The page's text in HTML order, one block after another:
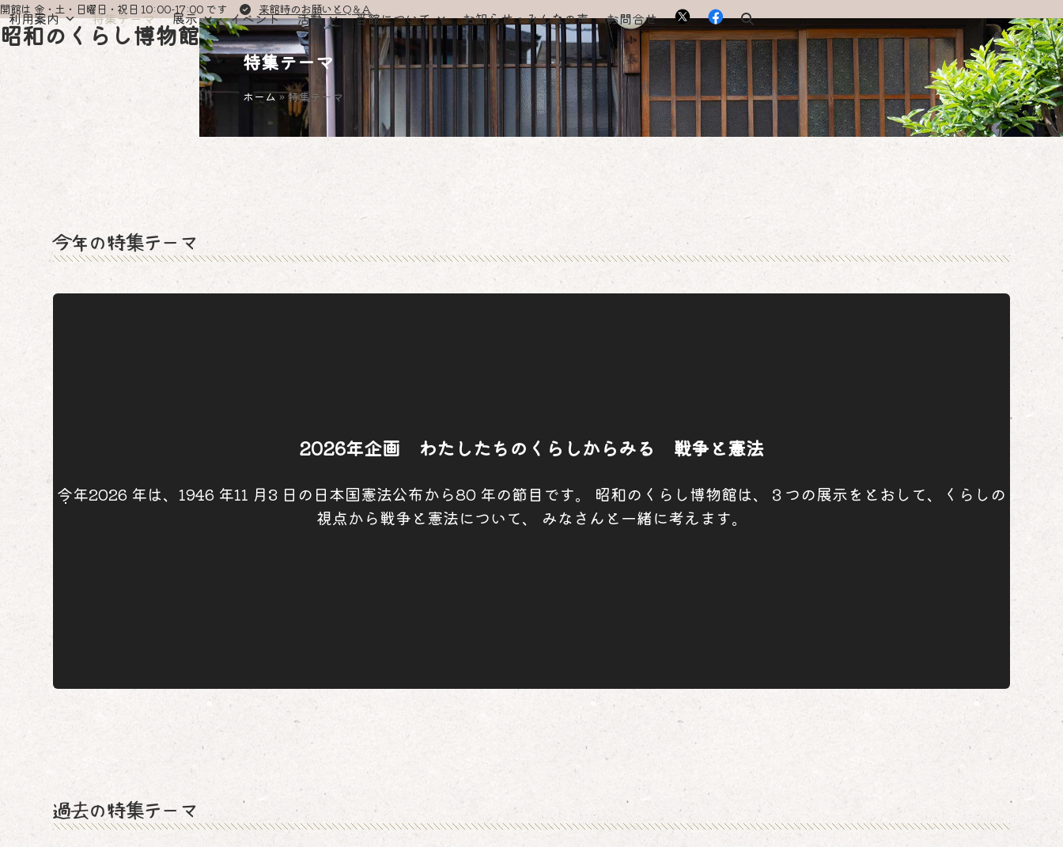
Skip
to
content
開館は 金・土・日曜日・祝日 10:00-17:00 です 来館時のお願いとQ＆A
昭和のくらし博物館
利用案内 特集テーマ 展示 イベント 活動 当館について お知らせ・みんなの声 お問合せ
特集テーマ
ホーム»特集テーマ
今年の特集テーマ
2026年企画 わたしたちのくらしからみる 戦争と憲法
今年2026 年は、1946 年11 月3 日の日本国憲法公布から80 年の節目です。 昭和のくらし博物館は、３つの展示をとおして、くらしの
視点から戦争と憲法について、 みなさんと一緒に考えます。
過去の特集テーマ